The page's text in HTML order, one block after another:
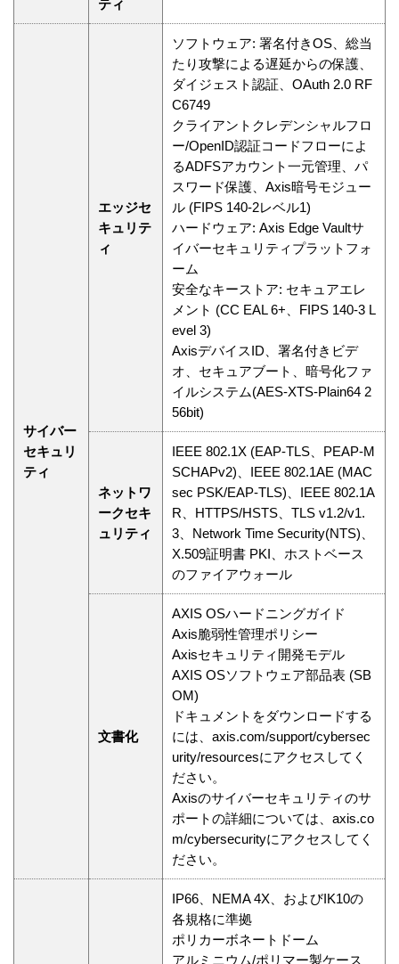
ティ
サイバー
セキュリ
ティ
エッジセ
キュリテ
ィ
ソフトウェア: 署名付きOS、総当
たり攻撃による遅延からの保護、
ダイジェスト認証、OAuth 2.0 RF
C6749
クライアントクレデンシャルフロ
ー/OpenID認証コードフローによ
るADFSアカウント一元管理、パ
スワード保護、Axis暗号モジュー
ル (FIPS 140-2レベル1)
ハードウェア: Axis Edge Vaultサ
イバーセキュリティプラットフォ
ーム
安全なキーストア: セキュアエレ
メント (CC EAL 6+、FIPS 140-3 L
evel 3)
AxisデバイスID、署名付きビデ
オ、セキュアブート、暗号化ファ
イルシステム(AES-XTS-Plain64 2
56bit)
ネットワ
ークセキ
ュリティ
IEEE 802.1X (EAP-TLS、PEAP-M
SCHAPv2)、IEEE 802.1AE (MAC
sec PSK/EAP-TLS)、IEEE 802.1A
R、HTTPS/HSTS、TLS v1.2/v1.
3、Network Time Security(NTS)、
X.509証明書 PKI、ホストベース
のファイアウォール
文書化
AXIS OSハードニングガイド
Axis脆弱性管理ポリシー
Axisセキュリティ開発モデル
AXIS OSソフトウェア部品表 (SB
OM)
ドキュメントをダウンロードする
には、axis.com/support/cybersec
urity/resourcesにアクセスしてく
ださい。
Axisのサイバーセキュリティのサ
ポートの詳細については、axis.co
m/cybersecurityにアクセスしてく
ださい。
IP66、NEMA 4X、およびIK10の
各規格に準拠
ポリカーボネートドーム
アルミニウム/ポリマー製ケース